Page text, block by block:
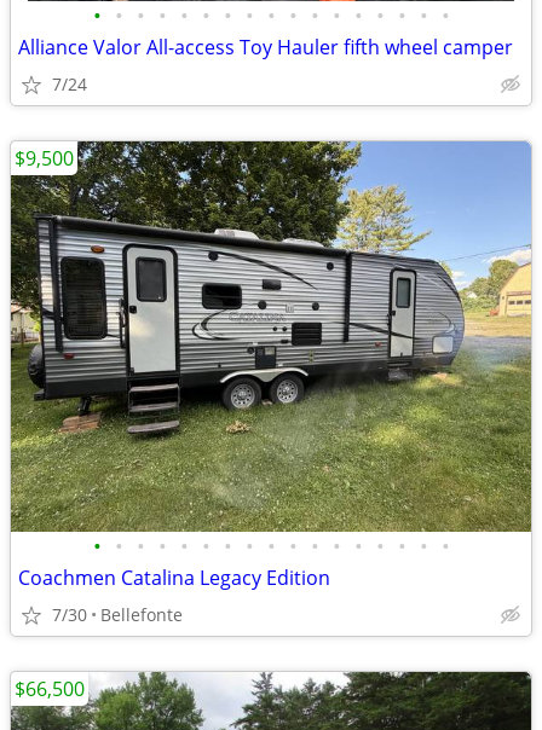
• • • • • • • • • • • • • • • • •
Alliance Valor All-access Toy Hauler fifth wheel camper
7/24
• • • • • • • • • • • • • • • • •
Coachmen Catalina Legacy Edition
7/30 Bellefonte
$9,500
$66,500